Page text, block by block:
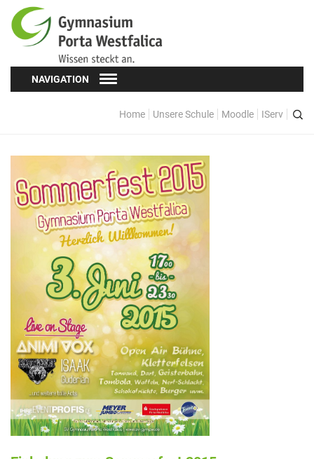
NAVIGATION
Home Unsere Schule Moodle IServ
Schülervertretung (SV)
Oberstufe
Formulare
Kopf hoch! – Beratung für Schüler*innen
Schulsozialarbeit
Eltern
Elterninformationen
Mitwirkung am Schulleben
Schulkonferenz
Kopf hoch! – Beratung für Eltern
Lehrer*innen